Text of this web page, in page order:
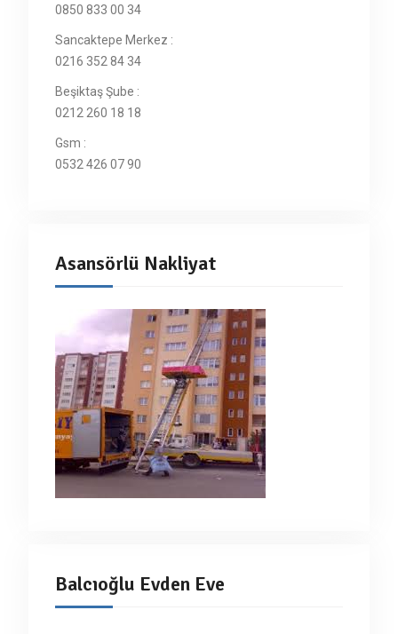
0850 833 00 34
Sancaktepe Merkez :
0216 352 84 34
Beşiktaş Şube :
0212 260 18 18
Gsm :
0532 426 07 90
Asansörlü Nakliyat
Balcıoğlu Evden Eve